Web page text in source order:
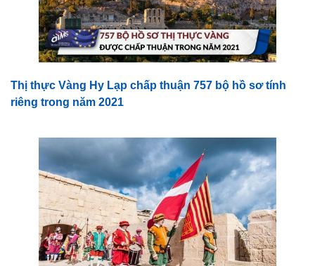
Thị thực Vàng Hy Lạp chấp thuận 757 bộ hồ sơ tính
riêng trong năm 2021